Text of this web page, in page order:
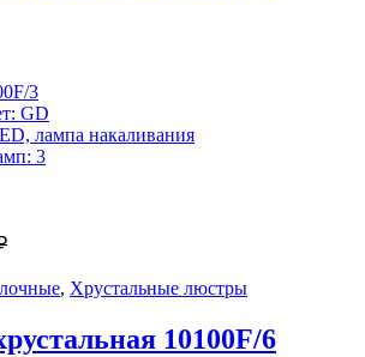
3
GD
лампа накаливания
3
, Хрустальные люстры
10100F/6